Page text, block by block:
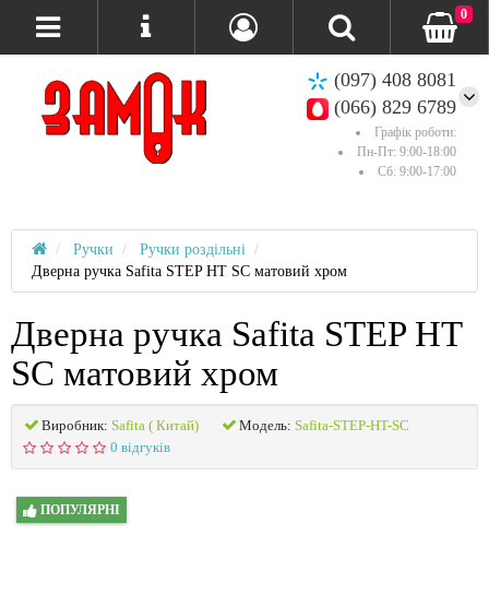
(097) 408 8081
(066) 829 6789
Графік роботи:
Пн-Пт: 9:00-18:00
Сб: 9:00-17:00
0
Ручки
Ручки роздільні
Дверна ручка Safita STEP HT SC матовий хром
Дверна ручка Safita STEP HT
SC матовий хром
Виробник: Safita ( Китай) Модель: Safita-STEP-HT-SC
0 відгуків
ПОПУЛЯРНІ